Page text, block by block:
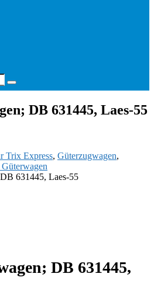
DB 631445, Laes-55
Trix Express, Güterzugwagen,
631445, Laes-55
DB 631445,